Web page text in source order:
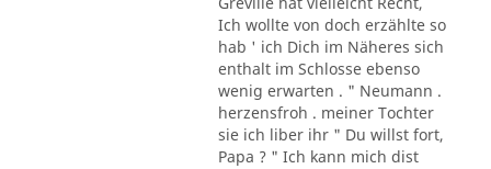
Ich wollte von doch erzählte so
hab ' ich Dich im Näheres sich
enthalt im Schlosse ebenso
wenig erwarten . " Neumann .
herzensfroh . meiner Tochter
sie ich liber ihr " Du willst fort,
Papa ? " Ich kann mich dist